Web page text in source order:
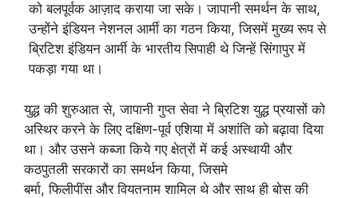
को बलपूर्वक आज़ाद कराया जा सके। जापानी समर्थन के साथ,
उन्होंने इंडियन नेशनल आर्मी का गठन किया, जिसमें मुख्य रूप से
ब्रिटिश इंडियन आर्मी के भारतीय सिपाही थे जिन्हें सिंगापुर में
पकड़ा गया था।
युद्ध की शुरुआत से, जापानी गुप्त सेवा ने ब्रिटिश युद्ध प्रयासों को
अस्थिर करने के लिए दक्षिण-पूर्व एशिया में अशांति को बढ़ावा दिया
था। और उसने कब्जा किये गए क्षेत्रों में कई अस्थायी और
कठपुतली सरकारों का समर्थन किया, जिसमे
बर्मा, फिलीपींस और वियतनाम शामिल थे और साथ ही बोस की